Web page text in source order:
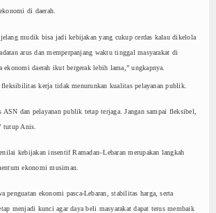
di daerah.
mudik bisa jadi kebijakan yang cukup cerdas kalau dikelola
arus dan memperpanjang waktu tinggal masyarakat di
ekonomi daerah ikut bergerak lebih lama,” ungkapnya.
fleksibilitas kerja tidak menurunkan kualitas pelayanan publik.
dan pelayanan publik tetap terjaga. Jangan sampai fleksibel,
tutup Anis.
kebijakan insentif Ramadan–Lebaran merupakan langkah
ekonomi musiman.
penguatan ekonomi pasca-Lebaran, stabilitas harga, serta
menjadi kunci agar daya beli masyarakat dapat terus membaik